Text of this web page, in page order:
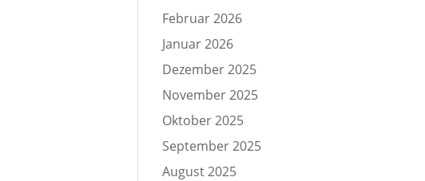
Februar 2026
Januar 2026
Dezember 2025
November 2025
Oktober 2025
September 2025
August 2025